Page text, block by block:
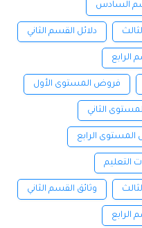
السادس
دلائل القسم الثاني
الرابع
فروض المستوى الأول
الثاني
الرابع
التعليم
وثائق القسم الثاني
الرابع